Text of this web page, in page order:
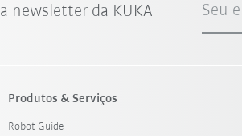
newsletter da KUKA Seu
Produtos & Serviços
Robot Guide